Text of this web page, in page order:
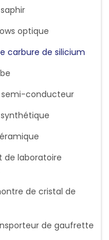
optique
carbure de silicium
semi-conducteur
de laboratoire
de cristal de
de gaufrette